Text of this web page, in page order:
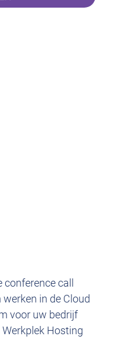
call
in de Cloud
voor uw bedrijf
Hosting